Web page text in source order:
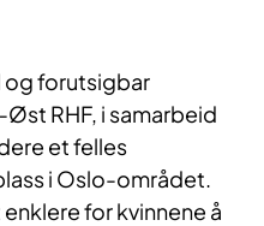
og forutsigbar
RHF, i samarbeid
et felles
i Oslo-området.
for kvinnene å